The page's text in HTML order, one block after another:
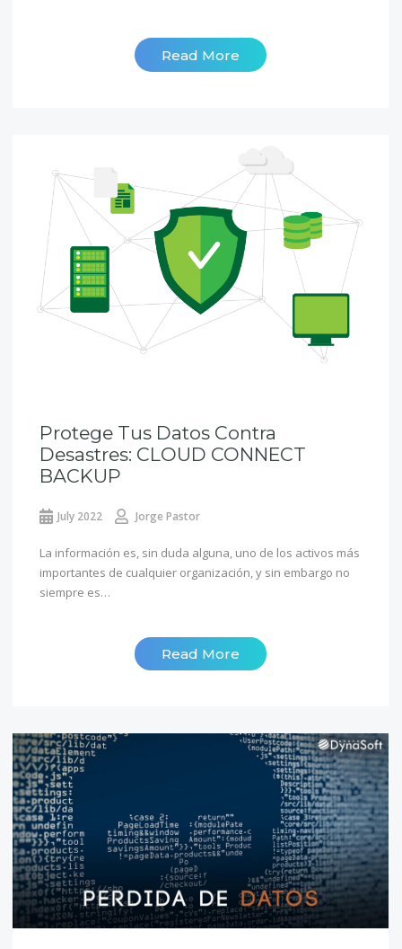
Read More
Protege Tus Datos Contra
Desastres: CLOUD CONNECT
BACKUP
July 2022 Jorge Pastor
La información es, sin duda alguna, uno de los activos más
importantes de cualquier organización, y sin embargo no
siempre es…
Read More